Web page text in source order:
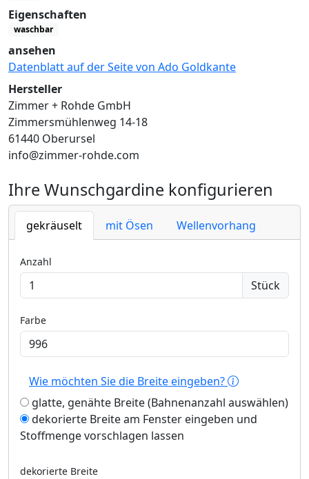
Eigenschaften
waschbar
ansehen
Datenblatt auf der Seite von Ado Goldkante
Hersteller
Zimmer + Rohde GmbH
Zimmersmühlenweg 14-18
61440 Oberursel
info@zimmer-rohde.com
Ihre Wunschgardine konfigurieren
gekräuselt mit Ösen Wellenvorhang
Anzahl
Stück
Farbe
Wie möchten Sie die Breite eingeben?
glatte, genähte Breite (Bahnenanzahl auswählen)
dekorierte Breite am Fenster eingeben und
Stoffmenge vorschlagen lassen
dekorierte Breite